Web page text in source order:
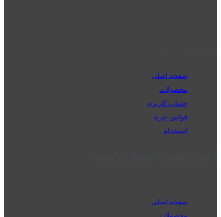
صفحه اصلی
محصولات
حساب کاربری
قوانین خرید
استخدام
صفحه اصلی